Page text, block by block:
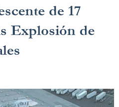
de 17
Explosión de